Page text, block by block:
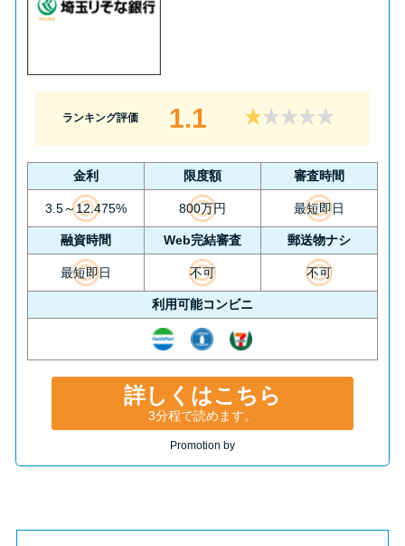
ランキング評価 1.1
金利 限度額 審査時間
3.5～12.475% 800万円 最短即日
融資時間 Web完結審査 郵送物ナシ
最短即日 不可 不可
利用可能コンビニ
詳しくはこちら
3分程で読めます。
Promotion by